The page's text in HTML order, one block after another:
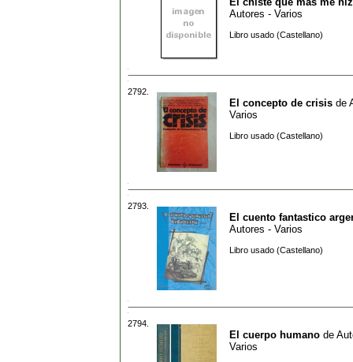
Autores - Varios
Libro usado (Castellano)
2792.
El concepto de crisis de
Varios
Libro usado (Castellano)
2793.
El cuento fantastico
Autores - Varios
Libro usado (Castellano)
2794.
El cuerpo humano de
Varios